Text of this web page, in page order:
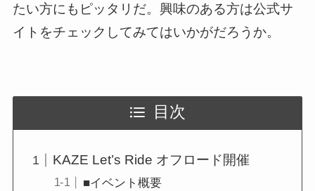
たい方にもピッタリだ。興味のある方は公式サ
イトをチェックしてみてはいかがだろうか。
目次
KAZE Let’s Ride オフロード開催
■イベント概要